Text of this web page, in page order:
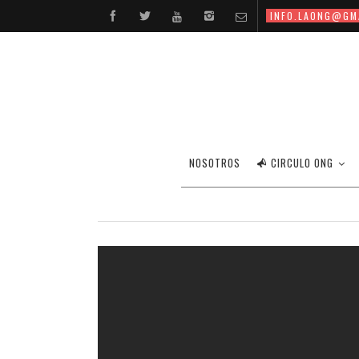
NOSOTROS CIRCULO ONG